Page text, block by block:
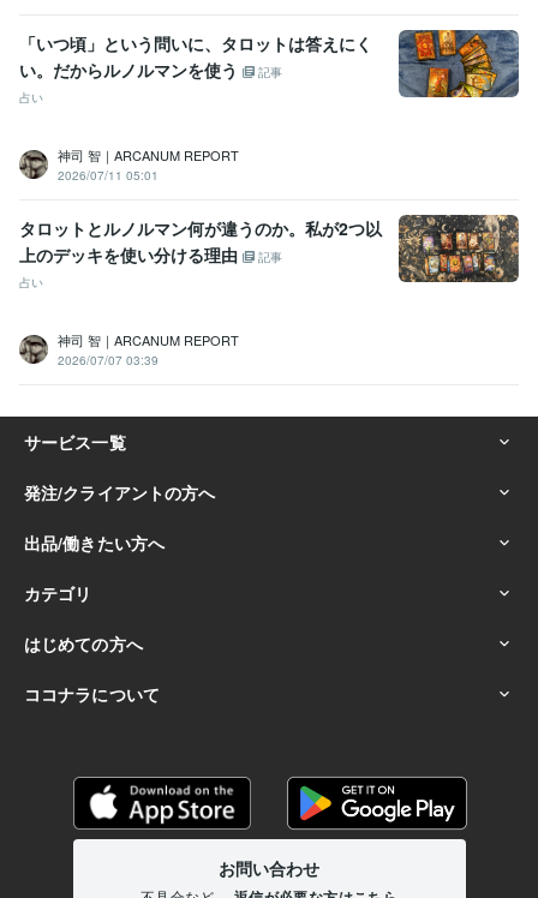
「いつ頃」という問いに、タロットは答えにく
い。だからルノルマンを使う
記事
占い
神司 智｜ARCANUM REPORT
2026/07/11 05:01
タロットとルノルマン何が違うのか。私が2つ以
上のデッキを使い分ける理由
記事
占い
神司 智｜ARCANUM REPORT
2026/07/07 03:39